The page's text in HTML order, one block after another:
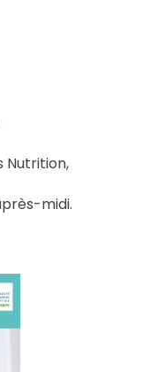
Nutrition,
midi.